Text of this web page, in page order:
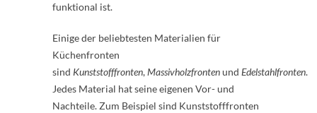
funktional ist.
Einige der beliebtesten Materialien für
Küchenfronten
sind Kunststofffronten,Massivholzfrontenund Edelstahlfronten.
Jedes Material hat seine eigenen Vor- und
Nachteile. Zum Beispiel sind Kunststofffronten